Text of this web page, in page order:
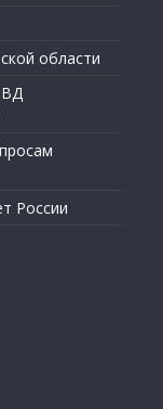
области
России